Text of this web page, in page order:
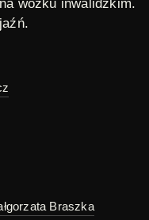
wózku inwalidzkim.
Braszka